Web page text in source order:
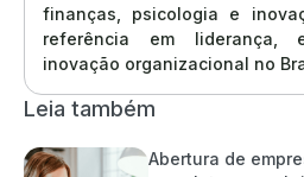
finanças, psicologia e
referência em liderança,
inovação organizacional no
Leia também
Abertura de